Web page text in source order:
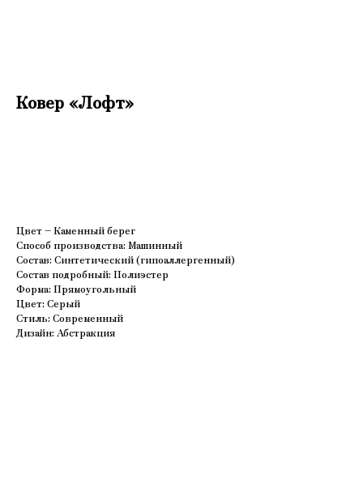
Ковер «Лофт»
Цвет – Каменный берег
Способ производства: Машинный
Состав: Синтетический (гипоаллергенный)
Состав подробный: Полиэстер
Форма: Прямоугольный
Цвет: Серый
Стиль: Современный
Дизайн: Абстракция